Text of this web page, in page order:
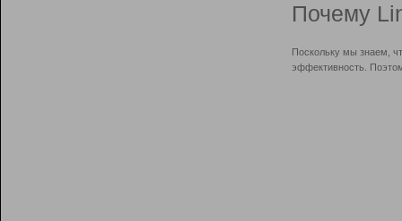
Почему
Поскольку мы знаем,
эффективность.